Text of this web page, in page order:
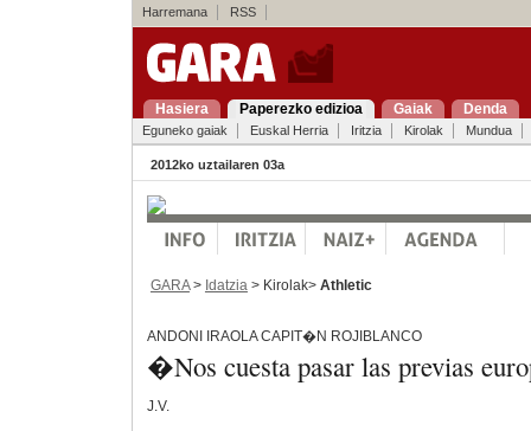
Harremana RSS
Hasiera Paperezko edizioa Gaiak Denda
Eguneko gaiak Euskal Herria Iritzia Kirolak Mundua
2012ko uztailaren 03a
GARA> Idatzia > Kirolak> Athletic
ANDONI IRAOLA CAPIT�N ROJIBLANCO
�Nos cuesta pasar las previas
J.V.